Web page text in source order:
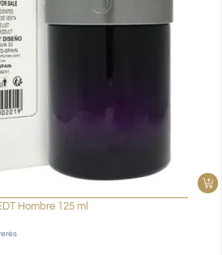
Hombre 125 ml